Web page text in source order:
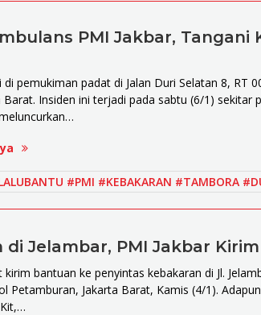
PMI Jakbar,
pemukiman padat di Jalan Duri Selatan 8, RT
Barat. Insiden ini terjadi pada sabtu (6/1) sekitar
#PMI #KEBAKARAN #TAMBORA
di Jelambar, PMI Jakbar
kirim bantuan ke penyintas kebakaran di Jl.
Petamburan, Jakarta Barat, Kamis (4/1).